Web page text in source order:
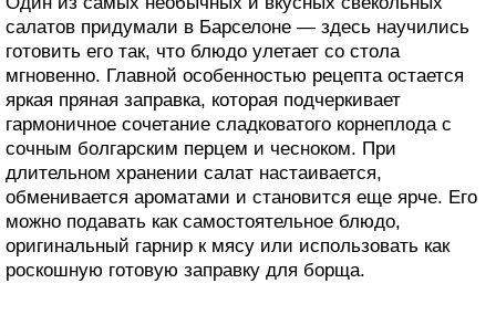
салатов придумали в Барселоне — здесь научились
готовить его так, что блюдо улетает со стола
мгновенно. Главной особенностью рецепта остается
яркая пряная заправка, которая подчеркивает
гармоничное сочетание сладковатого корнеплода с
сочным болгарским перцем и чесноком. При
длительном хранении салат настаивается,
обменивается ароматами и становится еще ярче. Его
можно подавать как самостоятельное блюдо,
оригинальный гарнир к мясу или использовать как
роскошную готовую заправку для борща.